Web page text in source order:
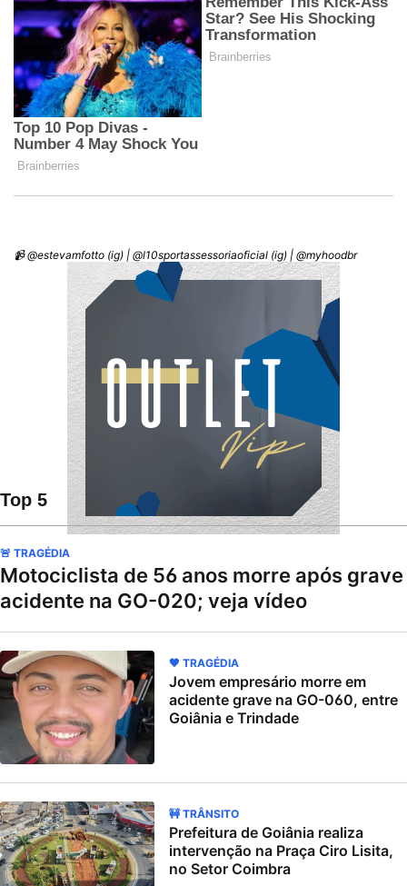
📹 @estevamfotto (ig) | @l10sportassessoriaoficial (ig) | @myhoodbr
Top 5
🚨 TRAGÉDIA
Motociclista de 56 anos morre após grave
acidente na GO-020; veja vídeo
🖤 TRAGÉDIA
Jovem empresário morre em
acidente grave na GO-060, entre
Goiânia e Trindade
🚧 TRÂNSITO
Prefeitura de Goiânia realiza
intervenção na Praça Ciro Lisita,
no Setor Coimbra